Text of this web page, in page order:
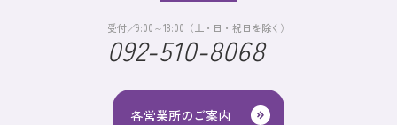
各営業所のご案内
受付／9:00～18:00（土・日・祝日を除く）
092-510-8068